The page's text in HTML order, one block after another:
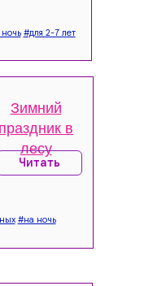
#для 2-7 лет
Зимний
праздник в
лесу
Читать
#на ночь